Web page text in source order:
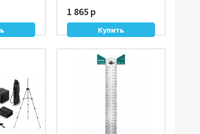
1 865 р